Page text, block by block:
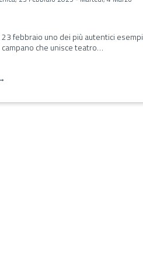
settembre due serate imperdibili per
la pizza in versione…